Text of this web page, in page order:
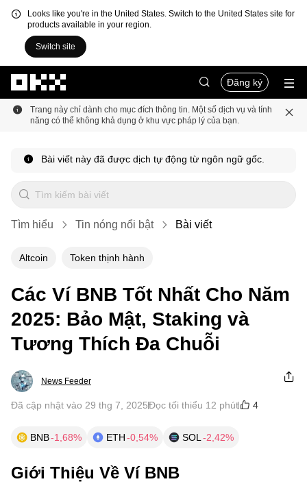
Looks like you're in the United States. Switch to the United States site for
products available in your region.
Switch site
Đăng ký
Trang này chỉ dành cho mục đích thông tin. Một số dịch vụ và tính
năng có thể không khả dụng ở khu vực pháp lý của bạn.
Bài viết này đã được dịch tự động từ ngôn ngữ gốc.
Tìm hiểu Tin nóng nổi bật Bài viết
Altcoin Token thịnh hành
Các Ví BNB Tốt Nhất Cho Năm
2025: Bảo Mật, Staking và
Tương Thích Đa Chuỗi
News Feeder
Đã cập nhật vào 29 thg 7, 2025Đọc tối thiểu 12 phút 4
BNB-1,68% ETH-0,54% SOL -2,42%
Giới Thiệu Về Ví BNB